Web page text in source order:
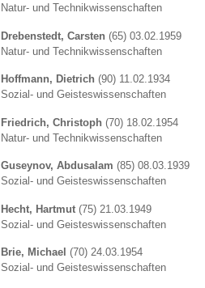
Natur- und Technikwissenschaften
Drebenstedt, Carsten (65) 03.02.1959
Natur- und Technikwissenschaften
Hoffmann, Dietrich (90) 11.02.1934
Sozial- und Geisteswissenschaften
Friedrich, Christoph (70) 18.02.1954
Natur- und Technikwissenschaften
Guseynov, Abdusalam (85) 08.03.1939
Sozial- und Geisteswissenschaften
Hecht, Hartmut (75) 21.03.1949
Sozial- und Geisteswissenschaften
Brie, Michael (70) 24.03.1954
Sozial- und Geisteswissenschaften